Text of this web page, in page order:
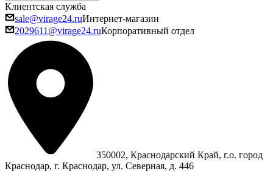
Клиентская служба
sale@virage24.ruИнтернет-магазин
2029611@virage24.ruКорпоративный отдел
350002, Краснодарский Край, г.о. город
Краснодар, г. Краснодар, ул. Северная, д. 446